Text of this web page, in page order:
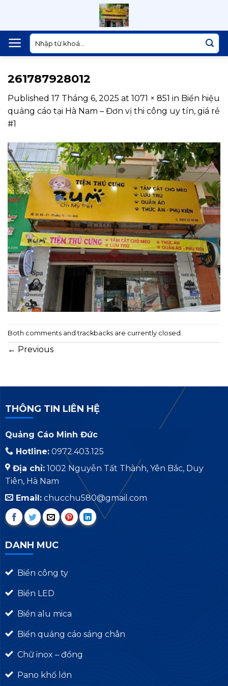
content
Tìm
kiếm:
261787928012
Published 17 Tháng 6, 2025 at 1071 × 851 in Biển hiệu
quảng cáo tại Hà Nam – Đơn vị thi công uy tín, giá rẻ
#1
Both comments and trackbacks are currently closed.
← Previous
THÔNG TIN LIÊN HỆ
Quảng Cáo Minh Đức
Hotline:0972.403.125
Địa chỉ:1002 Nguyễn Tất Thành, Yên Bắc, Duy
Tiên, Hà Nam
Email:chucchu580@gmail.com
DANH MUC
Biển công ty
Biển LED
Biển alu mica
Biển quảng cáo sáng chân
Chữ inox – đồng
Pano khổ lớn